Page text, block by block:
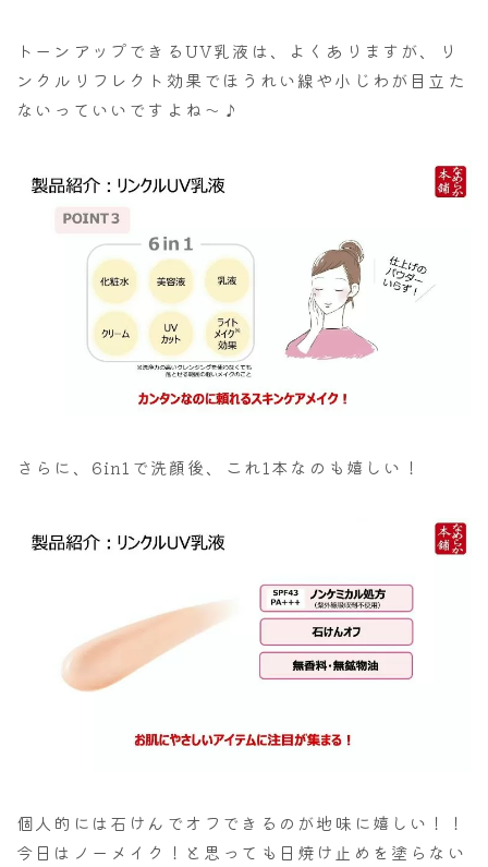
トーンアップできるUV乳液は、よくありますが、リ
ンクルリフレクト効果でほうれい線や小じわが目立た
ないっていいですよね～♪
さらに、6in1で洗顔後、これ1本なのも嬉しい！
個人的には石けんでオフできるのが地味に嬉しい！！
今日はノーメイク！と思っても日焼け止めを塗らない